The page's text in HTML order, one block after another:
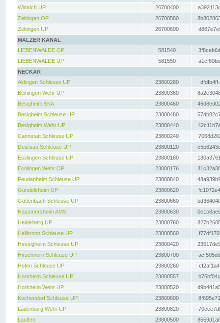
Wintrich UP
26700400
Zeltingen OP
26700580
Zeltingen UP
26700600
MALZER KANAL
LIEBENWALDE OP
581540
LIEBENWALDE UP
581550
NECKAR
Aldingen Schleuse UP
23800280
Beihingen Wehr UP
23800360
Besigheim SKA
23800460
Besigheim Schleuse UP
23800480
Besigheim Wehr UP
23800440
Cannstatt Schleuse UP
23800240
Deizisau Schleuse UP
23800120
Esslingen Schleuse UP
23800180
Esslingen Wehr OP
23800176
Feudenheim Schleuse UP
23800840
Gundelsheim UP
23800620
Guttenbach Schleuse UP
23800660
Hassmersheim AMS
23800630
Heidelberg UP
23800760
Heilbronn Schleuse UP
23800560
Hessigheim Schleuse UP
23800420
Hirschhorn Schleuse UP
23800700
Hofen Schleuse UP
23800260
Horkheim Schleuse UP
23800557
Horkheim Wehr UP
23800520
Kochendorf Schleuse UP
23800600
Ladenburg Wehr UP
23800820
Lauffen
23800500